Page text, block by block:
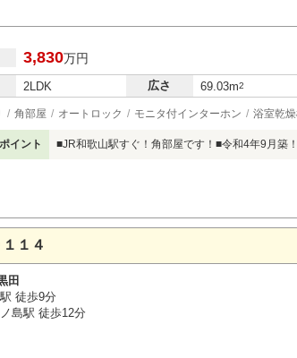
3,830万円
2LDK 広さ 69.03m2
角部屋 オートロック モニタ付インターホン 浴室乾
イント ■JR和歌山駅すぐ！角部屋です！■令和4年9月築
１４
田
徒歩9分
島駅 徒歩12分